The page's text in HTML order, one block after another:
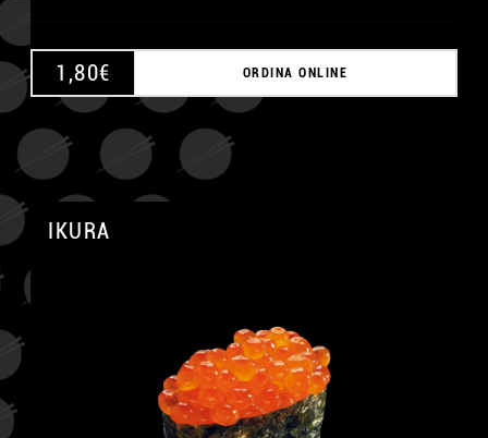
1,80€ ORDINA ONLINE
IKURA